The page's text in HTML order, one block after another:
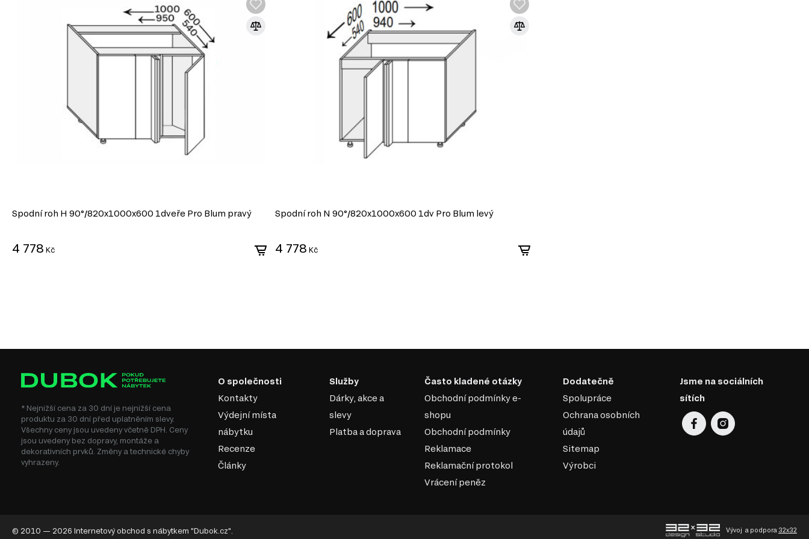
Spodní roh H 90°/820x1000x600 1dveře Pro Blum pravý
4 778 Kč
Spodní roh N 90°/820x1000x600 1dv Pro Blum levý
4 778 Kč
* Nejnižší cena za 30 dní je nejnižší cena
produktu za 30 dní před uplatněním slevy.
Všechny ceny jsou uvedeny včetně DPH. Ceny
jsou uvedeny bez dopravy, montáže a
dekorativních prvků. Změny a technické chyby
vyhrazeny.
O společnosti
Kontakty
Výdejní místa
nábytku
Recenze
Články
Služby
Dárky, akce a
slevy
Platba a doprava
Často kladené otázky
Obchodní podmínky e-
shopu
Obchodní podmínky
Reklamace
Reklamační protokol
Vrácení peněz
Dodatečně
Spolupráce
Ochrana osobních
údajů
Sitemap
Výrobci
Jsme na sociálních
sítích
© 2010 — 2026 Internetový obchod s nábytkem "Dubok.cz". Vývoj a podpora 32x32